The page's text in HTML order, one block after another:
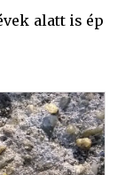
alatt is ép